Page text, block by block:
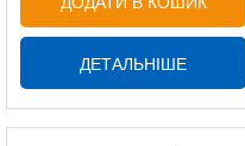
ДЕТАЛЬНІШЕ